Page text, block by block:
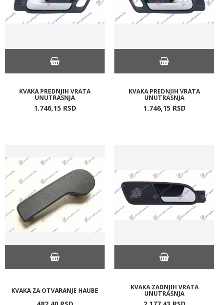
KVAKA PREDNJIH VRATA
UNUTRASNJA
1.746,15 RSD
KVAKA PREDNJIH VRATA
UNUTRASNJA
1.746,15 RSD
KVAKA ZA OTVARANJE HAUBE KVAKA ZADNJIH VRATA
UNUTRASNJA